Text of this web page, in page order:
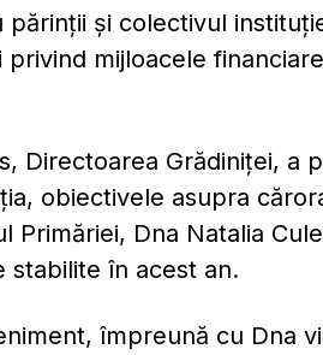
părinţii şi colectivul
privind mijloacele
Directoarea Grădiniţei,
obiectivele asupra
Primăriei, Dna Natalia
stabilite în acest an.
împreună cu Dna